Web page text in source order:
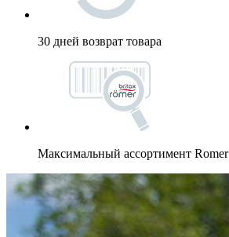
30 дней возврат товара
Максимальный ассортимент Romer